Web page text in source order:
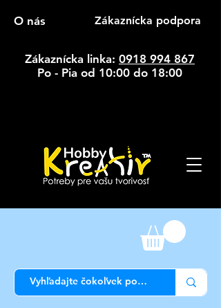
O nás Zákaznícka podpora
Zákaznícka linka: 0918 994 867
Po - Pia od 10:00 do 18:00